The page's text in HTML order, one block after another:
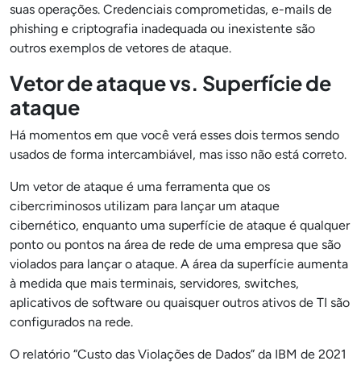
suas operações. Credenciais comprometidas, e-mails de
phishing e criptografia inadequada ou inexistente são
outros exemplos de vetores de ataque.
Vetor de ataque vs. Superfície de
ataque
Há momentos em que você verá esses dois termos sendo
usados de forma intercambiável, mas isso não está correto.
Um vetor de ataque é uma ferramenta que os
cibercriminosos utilizam para lançar um ataque
cibernético, enquanto uma superfície de ataque é qualquer
ponto ou pontos na área de rede de uma empresa que são
violados para lançar o ataque. A área da superfície aumenta
à medida que mais terminais, servidores, switches,
aplicativos de software ou quaisquer outros ativos de TI são
configurados na rede.
O relatório “Custo das Violações de Dados” da IBM de 2021